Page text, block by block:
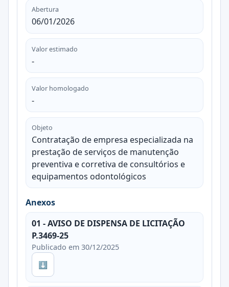
Abertura
06/01/2026
Valor estimado
-
Valor homologado
-
Objeto
Contratação de empresa especializada na
prestação de serviços de manutenção
preventiva e corretiva de consultórios e
equipamentos odontológicos
Anexos
01 - AVISO DE DISPENSA DE LICITAÇÃO
P.3469-25
Publicado em 30/12/2025
⬇